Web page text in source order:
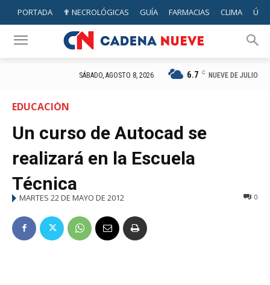
PORTADA ✟ NECROLÓGICAS GUÍA FARMACIAS CLIMA
SÁBADO, AGOSTO 8, 2026 6.7 C NUEVE DE JULIO
EDUCACIÓN
Un curso de Autocad se
realizará en la Escuela
Técnica
MARTES 22 DE MAYO DE 2012 0